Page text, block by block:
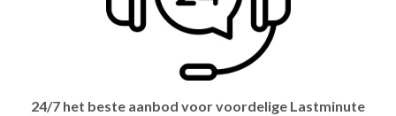
24/7 het beste aanbod voor voordelige Lastminute